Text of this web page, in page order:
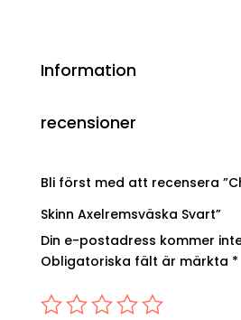
Information
recensioner
Bli först med att recensera
Skinn Axelremsväska Svart”
Din e-postadress kommer
Obligatoriska fält är märkta *